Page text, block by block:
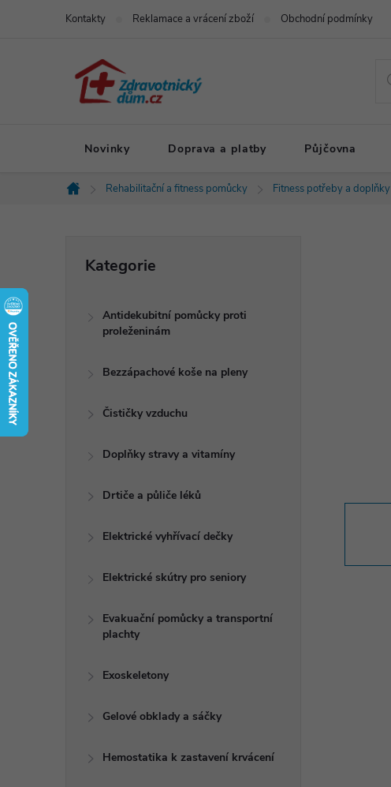
Kontakty Reklamace a vrácení zboží Obchodní podmínky
Novinky Doprava a platby Půjčovna
Domů
Rehabilitační a fitness pomůcky Fitness potřeby a doplňky
kategorie
Kategorie
Antidekubitní pomůcky proti
proleženinám
Bezzápachové koše na pleny
Čističky vzduchu
Doplňky stravy a vitamíny
Drtiče a půliče léků
Elektrické vyhřívací dečky
Elektrické skútry pro seniory
Evakuační pomůcky a transportní
plachty
Exoskeletony
Gelové obklady a sáčky
Hemostatika k zastavení krvácení